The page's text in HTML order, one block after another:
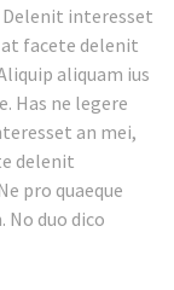
Delenit interesset
at facete delenit
aliquam ius
Has ne legere
an mei,
delenit
pro quaeque
No duo dico